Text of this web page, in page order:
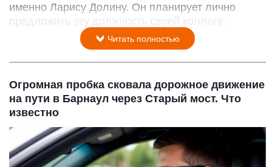
именно Ларису Долину. Он планирует лично
предложить эту должность своей коллеге.
Читать полностью
Огромная пробка сковала дорожное движение
на пути в Барнаул через Старый мост. Что
известно